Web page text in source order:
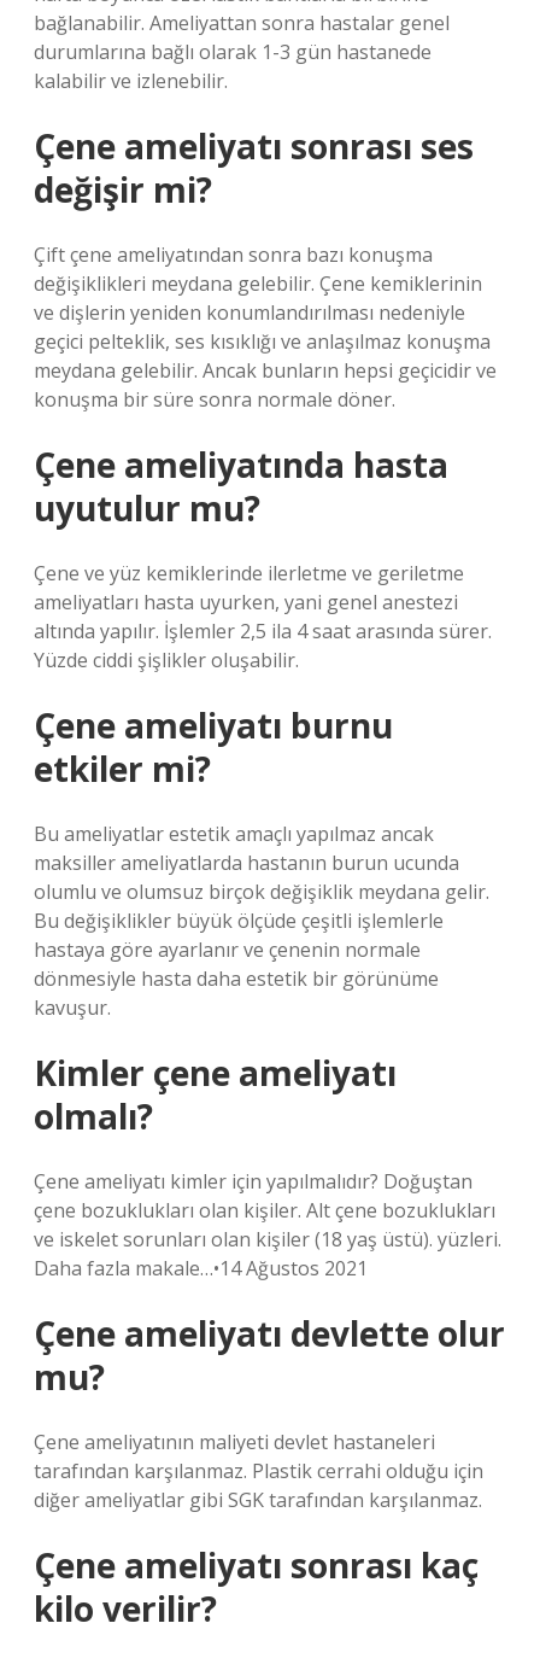
bağlanabilir. Ameliyattan sonra hastalar genel
durumlarına bağlı olarak 1-3 gün hastanede
kalabilir ve izlenebilir.
Çene ameliyatı sonrası ses
değişir mi?
Çift çene ameliyatından sonra bazı konuşma
değişiklikleri meydana gelebilir. Çene kemiklerinin
ve dişlerin yeniden konumlandırılması nedeniyle
geçici pelteklik, ses kısıklığı ve anlaşılmaz konuşma
meydana gelebilir. Ancak bunların hepsi geçicidir ve
konuşma bir süre sonra normale döner.
Çene ameliyatında hasta
uyutulur mu?
Çene ve yüz kemiklerinde ilerletme ve geriletme
ameliyatları hasta uyurken, yani genel anestezi
altında yapılır. İşlemler 2,5 ila 4 saat arasında sürer.
Yüzde ciddi şişlikler oluşabilir.
Çene ameliyatı burnu
etkiler mi?
Bu ameliyatlar estetik amaçlı yapılmaz ancak
maksiller ameliyatlarda hastanın burun ucunda
olumlu ve olumsuz birçok değişiklik meydana gelir.
Bu değişiklikler büyük ölçüde çeşitli işlemlerle
hastaya göre ayarlanır ve çenenin normale
dönmesiyle hasta daha estetik bir görünüme
kavuşur.
Kimler çene ameliyatı
olmalı?
Çene ameliyatı kimler için yapılmalıdır? Doğuştan
çene bozuklukları olan kişiler. Alt çene bozuklukları
ve iskelet sorunları olan kişiler (18 yaş üstü). yüzleri.
Daha fazla makale…•14 Ağustos 2021
Çene ameliyatı devlette olur
mu?
Çene ameliyatının maliyeti devlet hastaneleri
tarafından karşılanmaz. Plastik cerrahi olduğu için
diğer ameliyatlar gibi SGK tarafından karşılanmaz.
Çene ameliyatı sonrası kaç
kilo verilir?